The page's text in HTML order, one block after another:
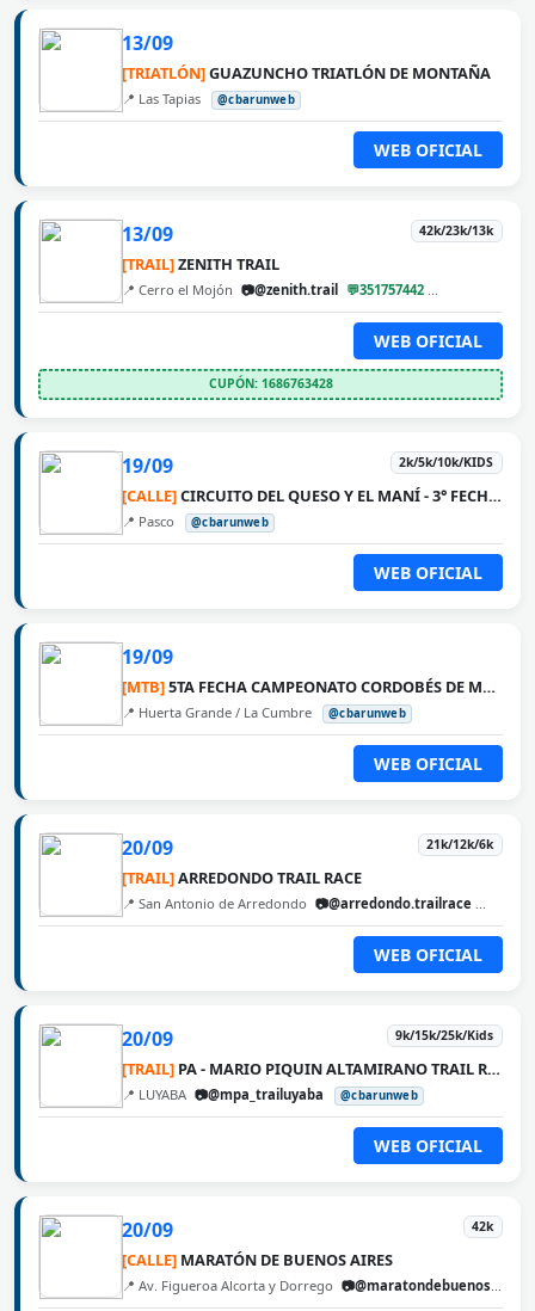
13/09
[TRIATLÓN]GUAZUNCHO TRIATLÓN DE MONTAÑA
📍 Las Tapias @cbarunweb
WEB OFICIAL
13/09 42k/23k/13k
[TRAIL]ZENITH TRAIL
📍 Cerro el Mojón 📷@zenith.trail 💬351757442
WEB OFICIAL
CUPÓN: 1686763428
19/09 2k/5k/10k/KIDS
[CALLE]CIRCUITO DEL QUESO Y EL MANÍ - 3° FECHA PASCO
📍 Pasco @cbarunweb
WEB OFICIAL
19/09
[MTB]5TA FECHA CAMPEONATO CORDOBÉS DE MTB 2026 - LA VUELTA
📍 Huerta Grande / La Cumbre @cbarunweb
WEB OFICIAL
20/09 21k/12k/6k
[TRAIL]ARREDONDO TRAIL RACE
📍 San Antonio de Arredondo 📷@arredondo.trailrace
WEB OFICIAL
20/09 9k/15k/25k/Kids
[TRAIL] PA - MARIO PIQUIN ALTAMIRANO TRAIL RUNNING
📍 LUYABA 📷@mpa_trailuyaba @cbarunweb
WEB OFICIAL
20/09 42k
[CALLE] MARATÓN DE BUENOS AIRES
📍 Av. Figueroa Alcorta y Dorrego 📷@maratondebuenosaires